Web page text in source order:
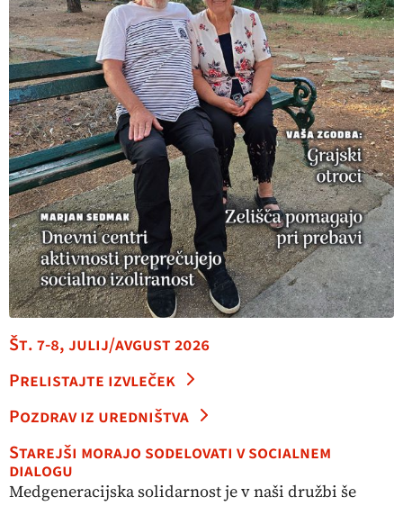
Št. 7-8, julij/avgust 2026
Prelistajte izvleček
Pozdrav iz uredništva
Starejši morajo sodelovati v socialnem
dialogu
Medgeneracijska solidarnost je v naši družbi še